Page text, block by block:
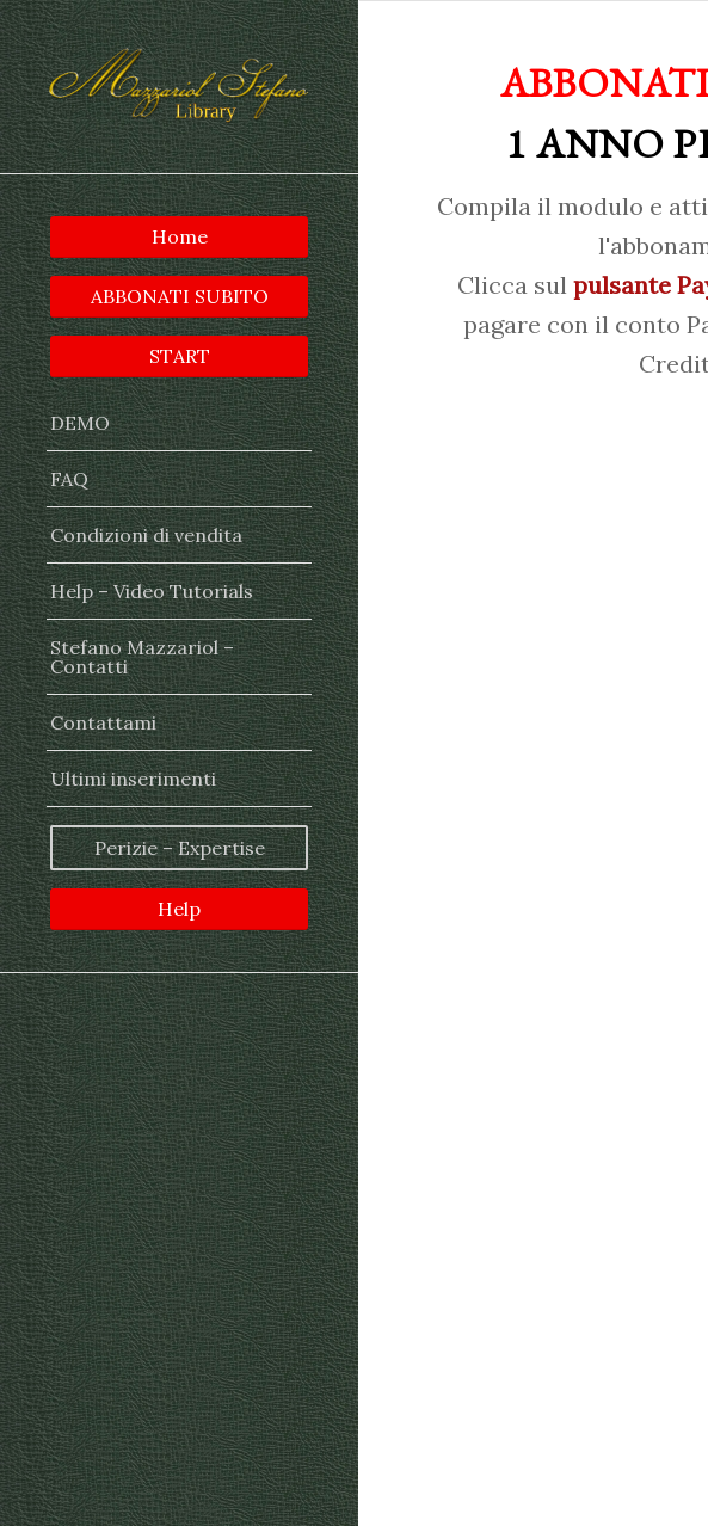
Home
ABBONATI SUBITO
START
DEMO
FAQ
Condizioni di vendita
Help – Video Tutorials
Stefano Mazzariol –
Contatti
Contattami
Ultimi inserimenti
Perizie – Expertise
Help
1 ANNO
Compila il modulo e
Clicca sul pulsante
pagare con il conto